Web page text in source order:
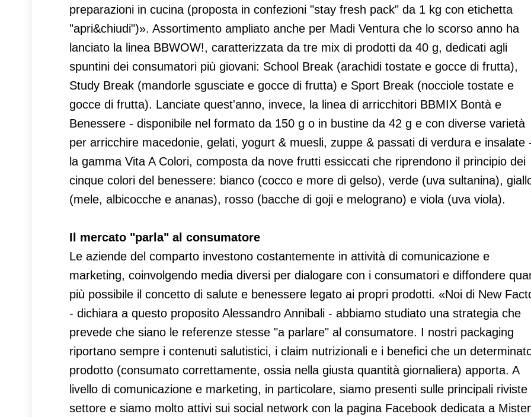
preparazioni in cucina (proposta in confezioni "stay fresh pack" da 1 kg con etichetta
"apri&chiudi")». Assortimento ampliato anche per Madi Ventura che lo scorso anno ha
lanciato la linea BBWOW!, caratterizzata da tre mix di prodotti da 40 g, dedicati agli
spuntini dei consumatori più giovani: School Break (arachidi tostate e gocce di frutta),
Study Break (mandorle sgusciate e gocce di frutta) e Sport Break (nocciole tostate e
gocce di frutta). Lanciate quest'anno, invece, la linea di arricchitori BBMIX Bontà e
Benessere - disponibile nel formato da 150 g o in bustine da 42 g e con diverse varietà
per arricchire macedonie, gelati, yogurt & muesli, zuppe & passati di verdura e insalate
la gamma Vita A Colori, composta da nove frutti essiccati che riprendono il principio dei
cinque colori del benessere: bianco (cocco e more di gelso), verde (uva sultanina),
(mele, albicocche e ananas), rosso (bacche di goji e melograno) e viola (uva viola).
Il mercato "parla" al consumatore
Le aziende del comparto investono costantemente in attività di comunicazione e
marketing, coinvolgendo media diversi per dialogare con i consumatori e diffondere
più possibile il concetto di salute e benessere legato ai propri prodotti. «Noi di New
- dichiara a questo proposito Alessandro Annibali - abbiamo studiato una strategia che
prevede che siano le referenze stesse "a parlare" al consumatore. I nostri packaging
riportano sempre i contenuti salutistici, i claim nutrizionali e i benefici che un
prodotto (consumato correttamente, ossia nella giusta quantità giornaliera) apporta. A
livello di comunicazione e marketing, in particolare, siamo presenti sulle principali riviste
settore e siamo molto attivi sui social network con la pagina Facebook dedicata a Mister